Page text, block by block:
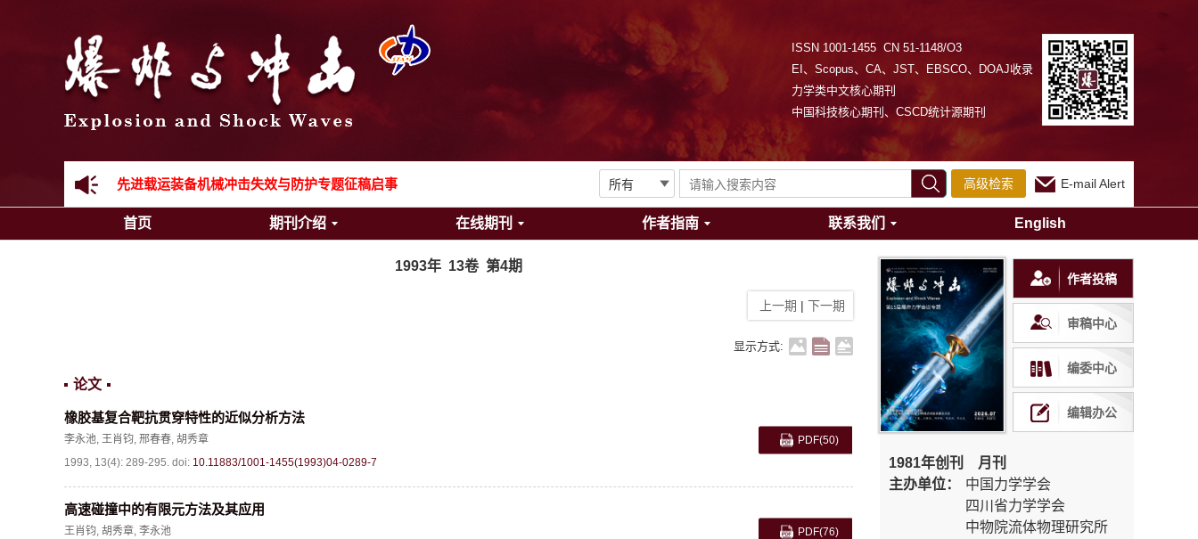
ISSN 1001-1455 CN 51-1148/O3
EI、Scopus、CA、JST、EBSCO、DOAJ收录
力学类中文核心期刊
中国科技核心期刊、CSCD统计源期刊
《爆炸与冲击》向2024年度审稿专家致谢
先进载运装备机械冲击失效与防护专题征稿启事
金属材料动态多尺度断裂专题征稿启事
《爆炸与冲击》2025年度优秀名单
高级检索 E-mail Alert
首页 期刊介绍 在线期刊 作者指南 联系我们 English
1993年 13卷 第4期
上一期 | 下一期
显示方式:
论文
橡胶基复合靶抗贯穿特性的近似分析方法
李永池, 王肖钧, 邢春春, 胡秀章
1993, 13(4): 289-295. doi: 10.11883/1001-1455(1993)04-0289-7
PDF(50)
高速碰撞中的有限元方法及其应用
王肖钧, 胡秀章, 李永池
PDF(76)
作者投稿
审稿中心
编委中心
编辑办公
1981年创刊 月刊
主办单位：
中国力学学会
四川省力学学会
中物院流体物理研究所